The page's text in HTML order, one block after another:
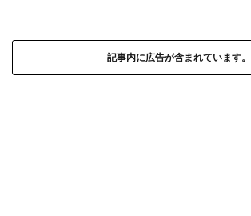
記事内に広告が含まれています。